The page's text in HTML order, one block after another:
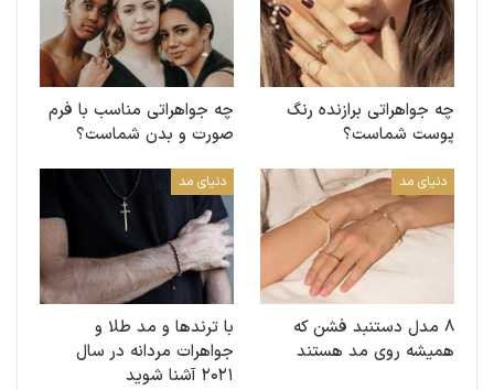
چه جواهراتی برازنده رنگ
پوست شماست؟
چه جواهراتی مناسب با فرم
صورت و بدن شماست؟
دنیای مد
۸ مدل دستنبد‌ فشن که
همیشه روی مد هستند
دنیای مد
با ترندها و مد طلا و
جواهرات مردانه در سال
۲۰۲۱ آشنا شوید